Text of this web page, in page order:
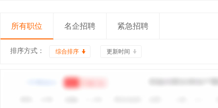
所有职位 名企招聘 紧急招聘
排序方式： 综合排序 更新时间